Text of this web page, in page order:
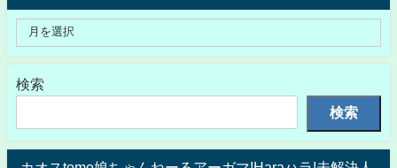
検索
検索